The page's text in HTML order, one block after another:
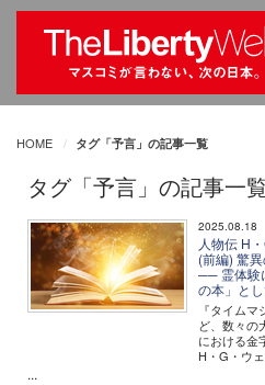
HOME タグ「予言」の記事一覧
タグ「予言」の記事一
2025.08.18
人物伝 H
(前編) 驚
── 霊体験
の本」と
『タイム
ど、数々の
における金
H・G・ウ
...